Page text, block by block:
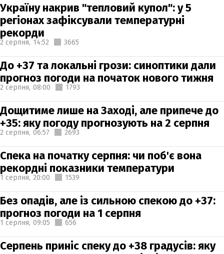
Україну накрив "тепловий купол": у 5
регіонах зафіксували температурні
рекорди
2 серпня, 14:52 3665
До +37 та локальні грози: синоптики дали
прогноз погоди на початок нового тижня
2 серпня, 08:00 1793
Дощитиме лише на Заході, але припече до
+35: яку погоду прогнозують на 2 серпня
2 серпня, 06:57 2693
Спека на початку серпня: чи поб'є вона
рекордні показники температури
1 серпня, 20:00 1539
Без опадів, але із сильною спекою до +37:
прогноз погоди на 1 серпня
1 серпня, 09:05 656
Серпень приніс спеку до +38 градусів: яку